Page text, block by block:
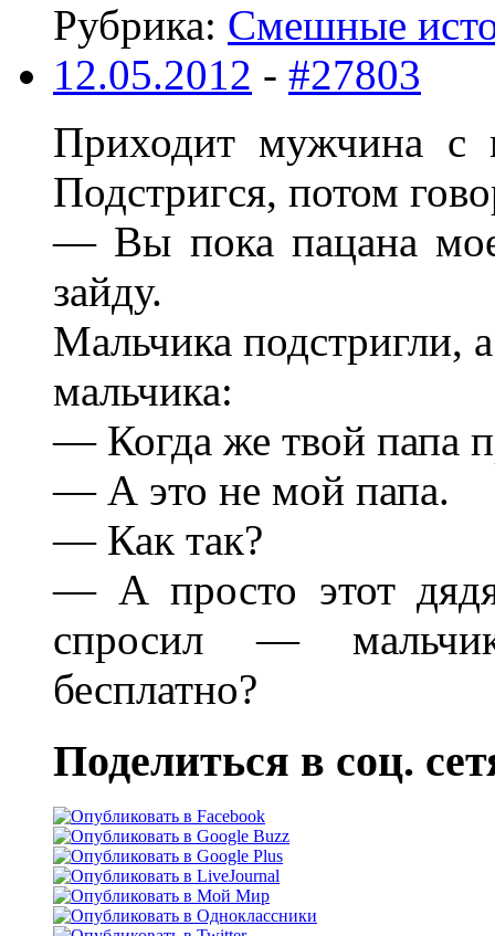
Рубрика: Смешные
12.05.2012 - #27803
Приходит мужчина с
Подстригся, потом
— Вы пока пацана
зайду.
Мальчика подстригли,
мальчика:
— Когда же твой папа
— А это не мой папа.
— Как так?
— А просто этот
спросил —
бесплатно?
Поделиться в соц.